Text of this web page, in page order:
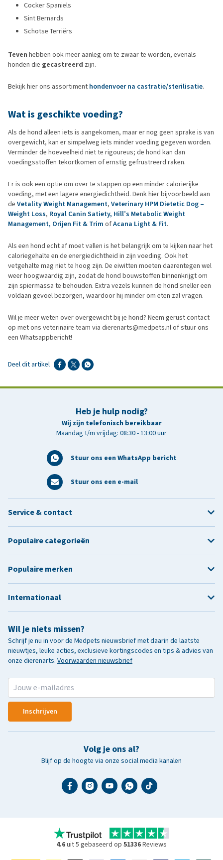
Cocker Spaniels
Sint Bernards
Schotse Terriërs
Teven hebben ook meer aanleg om te zwaar te worden, evenals
honden die gecastreerd zijn.
Bekijk hier ons assortiment hondenvoer na castratie/sterilisatie.
Wat is geschikte voeding?
Als de hond alleen iets is aangekomen, maar er nog geen sprake is van
overgewicht, kan er simpelweg iets minder voeding gegeven worden.
Verminder de hoeveelheid niet te rigoureus; de hond kan dan
voedingsstoffen tekortkomen of ernstig gefrustreerd raken.
Er is ook een optie om over te stappen op een minder calorierijke
voeding, met een lagere energiedichtheid. Denk hier bijvoorbeeld aan
de Vetality Weight Management, Veterinary HPM Dietetic Dog –
Weight Loss, Royal Canin Satiety, Hill’s Metabolic Weight
Management, Orijen Fit & Trim ofAcana Light & Fit.
Als een hond echt af moet vallen is het belangrijk om te kijken naar het
caloriegehalte en de energiedichtheid in zijn voeding. Ook het
vetgehalte mag niet te hoog zijn. De eiwitten moeten daarentegen wel
weer hoogwaardig zijn, zodat de hond bouwstoffen binnenkrijgt om
zijn spiermassa te behouden. Extra vezels kunnen de hond sneller een
voldaan gevoel bezorgen, waardoor hij minder om eten zal vragen.
Wil je meer weten over overgewicht bij je hond? Neem gerust contact
op met ons veterinaire team via dierenarts@medpets.nl of stuur ons
een Whatsappbericht!
Deel dit artikel
Heb je hulp nodig?
Wij zijn telefonisch bereikbaar
Maandag t/m vrijdag: 08:30 - 13:00 uur
Stuur ons een WhatsApp bericht
Stuur ons een e-mail
Wil je niets missen?
Schrijf je nu in voor de Medpets nieuwsbrief met daarin de laatste
nieuwtjes, leuke acties, exclusieve kortingscodes en tips & advies van
onze dierenarts. Voorwaarden nieuwsbrief
Inschrijven
Volg je ons al?
Blijf op de hoogte via onze social media kanalen
Service & contact
Populaire categorieën
Populaire merken
Internationaal
4.6uit 5 gebaseerd op 51336Reviews